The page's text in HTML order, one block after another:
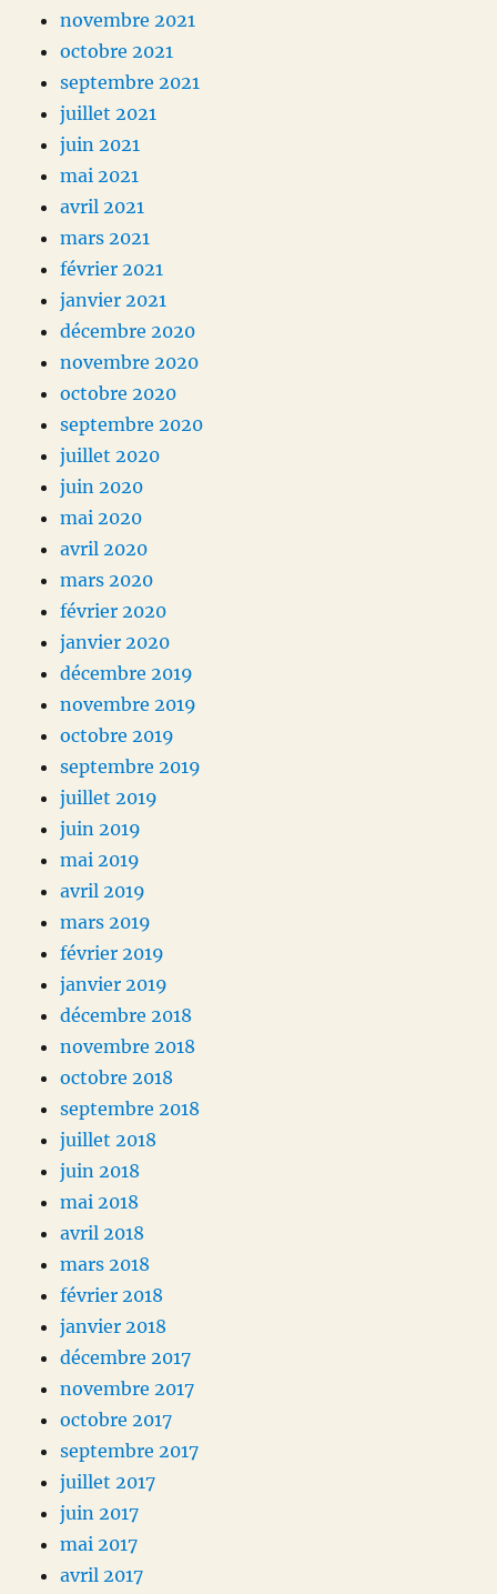
novembre 2021
octobre 2021
septembre 2021
juillet 2021
juin 2021
mai 2021
avril 2021
mars 2021
février 2021
janvier 2021
décembre 2020
novembre 2020
octobre 2020
septembre 2020
juillet 2020
juin 2020
mai 2020
avril 2020
mars 2020
février 2020
janvier 2020
décembre 2019
novembre 2019
octobre 2019
septembre 2019
juillet 2019
juin 2019
mai 2019
avril 2019
mars 2019
février 2019
janvier 2019
décembre 2018
novembre 2018
octobre 2018
septembre 2018
juillet 2018
juin 2018
mai 2018
avril 2018
mars 2018
février 2018
janvier 2018
décembre 2017
novembre 2017
octobre 2017
septembre 2017
juillet 2017
juin 2017
mai 2017
avril 2017